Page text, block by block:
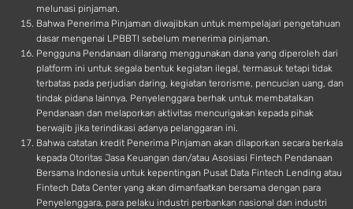
melunasi pinjaman.
Bahwa Penerima Pinjaman diwajibkan untuk mempelajari pengetahuan
dasar mengenai LPBBTI sebelum menerima pinjaman.
Pengguna Pendanaan dilarang menggunakan dana yang diperoleh dari
platform ini untuk segala bentuk kegiatan ilegal, termasuk tetapi tidak
terbatas pada perjudian daring, kegiatan terorisme, pencucian uang, dan
tindak pidana lainnya. Penyelenggara berhak untuk membatalkan
Pendanaan dan melaporkan aktivitas mencurigakan kepada pihak
berwajib jika terindikasi adanya pelanggaran ini.
Bahwa catatan kredit Penerima Pinjaman akan dilaporkan secara berkala
kepada Otoritas Jasa Keuangan dan/atau Asosiasi Fintech Pendanaan
Bersama Indonesia untuk kepentingan Pusat Data Fintech Lending atau
Fintech Data Center yang akan dimanfaatkan bersama dengan para
Penyelenggara, para pelaku industri perbankan nasional dan industri